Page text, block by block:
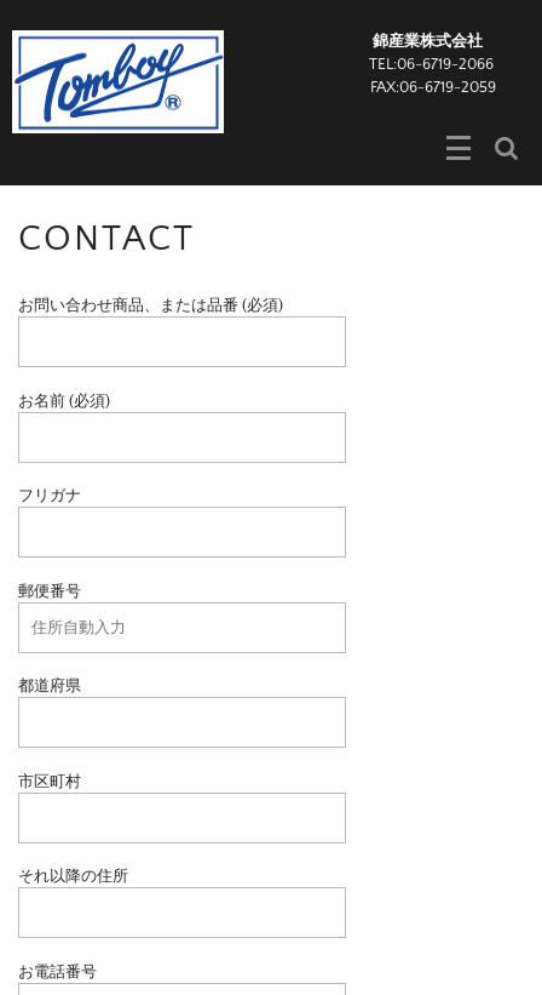
錦産業株式会社
TEL:06-6719-2066
FAX:06-6719-2059
CONTACT
お問い合わせ商品、または品番 (必須)
お名前 (必須)
フリガナ
郵便番号
都道府県
市区町村
それ以降の住所
お電話番号